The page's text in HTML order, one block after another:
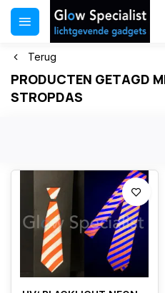
Terug
PRODUCTEN GETAGD
STROPDAS